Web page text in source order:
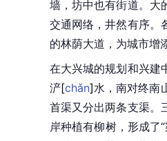
墙，坊中也有街道。大
交通网络，井然有序。
的林荫大道，为城市增
在大兴城的规划和兴建
浐[chǎn]水，南对终南
首渠又分出两条支渠。
岸种植有柳树，形成了